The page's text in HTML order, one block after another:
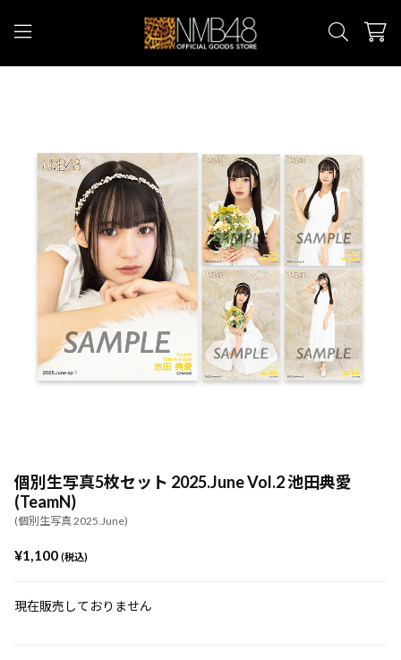
個別生写真5枚セット 2025.June Vol.2 池田典愛
(TeamN)
(個別生写真 2025.June)
¥1,100 (税込)
現在販売しておりません